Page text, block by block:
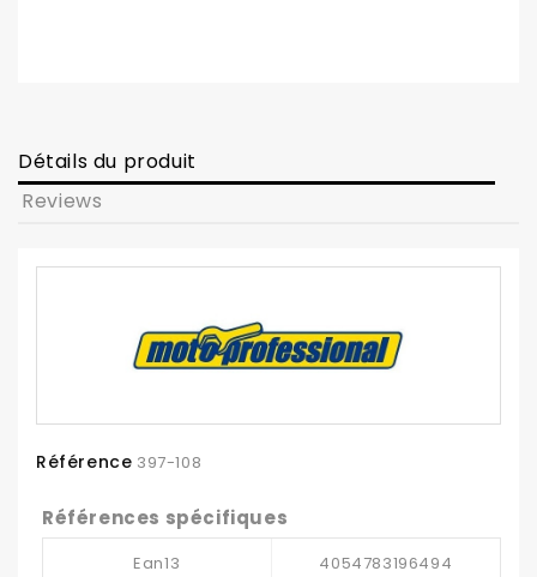
Détails du produit
Reviews
Référence 397-108
Références spécifiques
Ean13 4054783196494